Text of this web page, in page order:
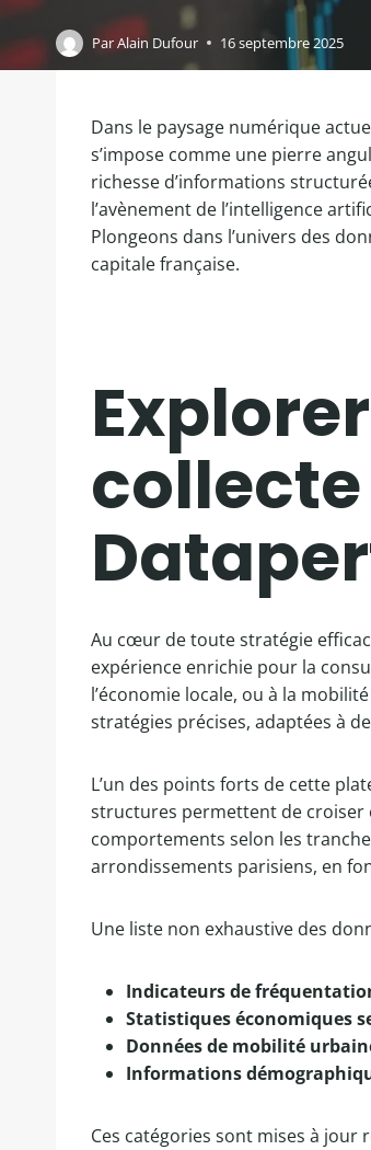
ParAlain Dufour 16 septembre 2025
Dans le paysage numérique
s’impose comme une pierre
richesse d’informations
l’avènement de l’intelligence
Plongeons dans l’univers des
capitale française.
Au cœur de toute stratégie
expérience enrichie pour la
l’économie locale, ou à la
stratégies précises, adaptées à
L’un des points forts de cette
structures permettent de croiser
comportements selon les
arrondissements parisiens, en
Une liste non exhaustive des
Indicateurs de
Statistiques économiques
Données de mobilité
Informations
Ces catégories sont mises à